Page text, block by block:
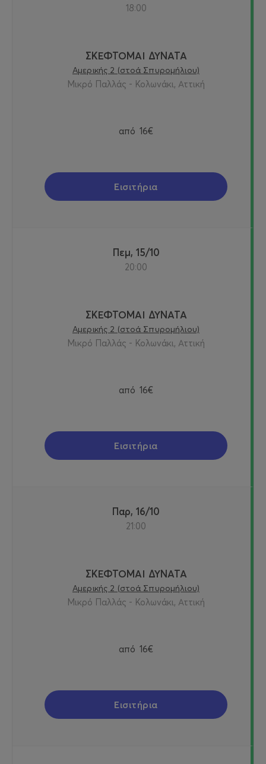
18:00
ΣΚΕΦΤΟΜΑΙ ΔΥΝΑΤΑ
Αμερικής 2 (στοά Σπυρομήλιου)
Μικρό Παλλάς - Κολωνάκι, Αττική
από 16€
Εισιτήρια
Πεμ, 15/10
20:00
ΣΚΕΦΤΟΜΑΙ ΔΥΝΑΤΑ
Αμερικής 2 (στοά Σπυρομήλιου)
Μικρό Παλλάς - Κολωνάκι, Αττική
από 16€
Εισιτήρια
Παρ, 16/10
21:00
ΣΚΕΦΤΟΜΑΙ ΔΥΝΑΤΑ
Αμερικής 2 (στοά Σπυρομήλιου)
Μικρό Παλλάς - Κολωνάκι, Αττική
από 16€
Εισιτήρια